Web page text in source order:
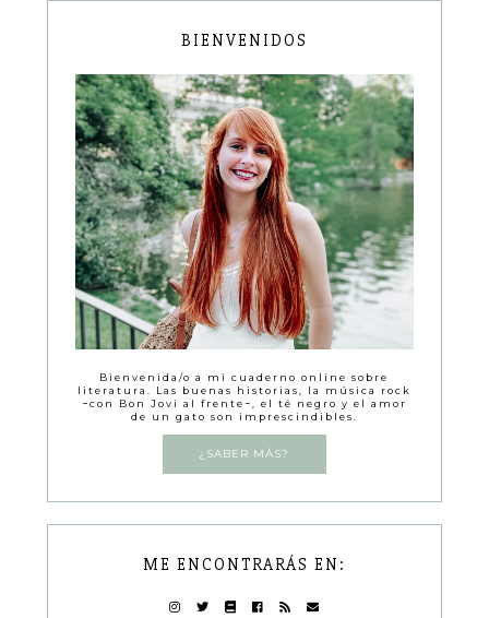
BIENVENIDOS
Bienvenida/o a mi cuaderno online sobre
literatura. Las buenas historias, la música rock
−con Bon Jovi al frente−, el té negro y el amor
de un gato son imprescindibles.
¿SABER MÁS?
ME ENCONTRARÁS EN: